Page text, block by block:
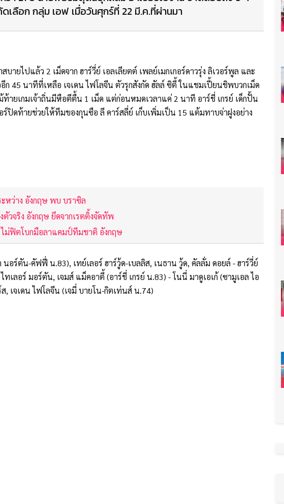
เลือก กลุ่ม เอฟ เมื่อวันศุกร์ที่ 22 มี.ค.ที่ผ่านมา
ายไปแล้ว 2 เม็ดจาก ฮาร์วี่ย์ เอลเลียตต์ เพลย์เมกเกอร์ดาวรุ่ง ลิเวอร์พูล และ
ก 45 นาทีที่เหลือ เจเดน ไฟโลจีน ตัวรุกสังกัด ฮัลล์ ซิตี้ ในแชมเปี้ยนชิพบวกเม็ด
ท้ายเกมเจ้าถิ่นมีหือตีตื้น 1 เม็ด แต่ก่อนหมดเวลาแค่ 2 นาที อาร์ชี่ เกรย์ เด็กปั้น
ร์ปิดท้ายช่วยให้ทีมของกุนซือ ลี คาร์สลี่ย์ เก็บเพิ่มเป็น 15 แต้มทาบจ่าฝูงอย่าง
ะหว่าง อังกฤษ พบ บราซิล
วจริง อังกฤษ ยึดจากเรตติ้งจัดทัพ
ม่ฟิตโบกมือลาแคมป์ทีมชาติ อังกฤษ
อร์ตัน-คัฟฟี่ น.83), เทย์เลอร์ ฮาร์วู้ด-เบลลิส, เนธาน วู้ด, คัลลั่ม ดอยล์ - ฮาร์วี่ย์
ทเลอร์ มอร์ตัน, เจมส์ แม็คอาตี้ (อาร์ชี่ เกรย์ น.83) - โนนี่ มาดูเอเก้ (ซามูเอล ไอ
, เจเดน ไฟโลจีน (เจมี่ บายโน-กิตเท่นส์ น.74)